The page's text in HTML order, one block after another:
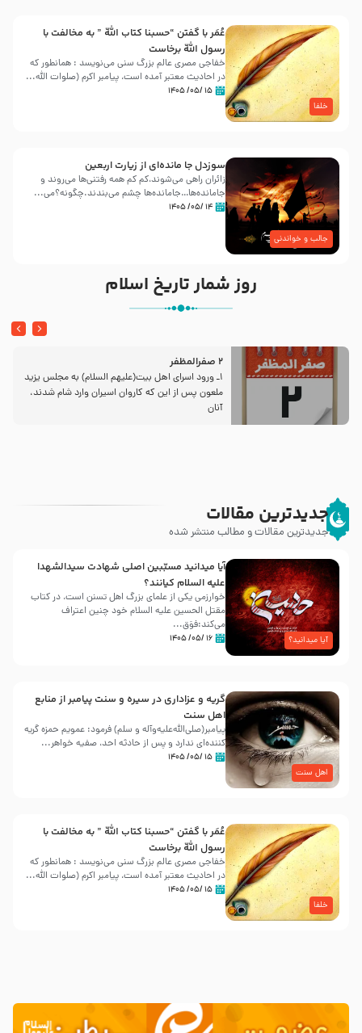
خلفا
عُمَر با گفتن “حسبنا كتاب اللّه ” به مخالفت با
رسول اللّه برخاست
خفاجی مصری عالم بزرگ سنی می‌نویسد : همانطور که
در احادیث معتبر آمده است، پیامبر اکرم (صلوات اللّه...
۱۵ /۰۵/ ۱۴۰۵
جالب و خواندنی
سوزدل جا مانده‌ای از زیارت اربعین
زائران راهی می‌شوند،کم‌ کم همه رفتنی‌ها می‌روند و
جامانده‌ها…جامانده‌ها چشم می‌بندند.چگونه؟می‌...
۱۴ /۰۵/ ۱۴۰۵
روز شمار تاریخ اسلام
2 صفرالمظفر
1ـ ورود اسراى اهل بیت‌(علیهم السلام) به مجلس یزید
ملعون پس از این كه كاروان اسیران وارد شام شدند،
آنان
جدیدترین مقالات
جدیدترین مقالات و مطالب منتشر شده
آیا میدانید؟
آیا میدانید مسبّبین اصلی شهادت سیدالشهدا
علیه ‌السلام کیانند؟
خوارزمی یکی از علمای بزرگ اهل تسنن است، در کتاب
مقتل الحسین علیه ‌السلام خود چنین اعتراف
می‌کند:فوَق...
۱۶ /۰۵/ ۱۴۰۵
اهل سنت
گریه و عزاداری در سیره و سنت پیامبر از منابع
اهل سنت
پیامبر(صلی‌الله‌علیه‌وآله و سلم) فرمود: عمویم حمزه گریه
کننده‌ای ندارد و پس از حادثه احد، صفیه خواهر...
۱۵ /۰۵/ ۱۴۰۵
خلفا
عُمَر با گفتن “حسبنا كتاب اللّه ” به مخالفت با
رسول اللّه برخاست
خفاجی مصری عالم بزرگ سنی می‌نویسد : همانطور که
در احادیث معتبر آمده است، پیامبر اکرم (صلوات اللّه...
۱۵ /۰۵/ ۱۴۰۵